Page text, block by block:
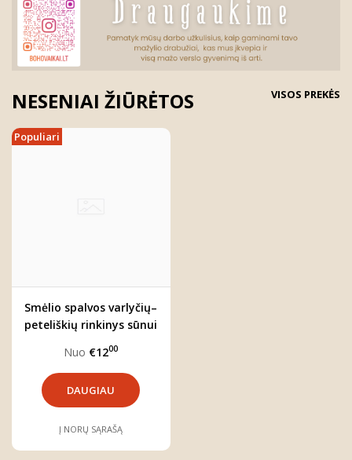
NESENIAI ŽIŪRĖTOS VISOS PREKĖS
Populiari
Smėlio spalvos varlyčių–
peteliškių rinkinys sūnui
Nuo €1200
DAUGIAU
Į NORŲ SĄRAŠĄ